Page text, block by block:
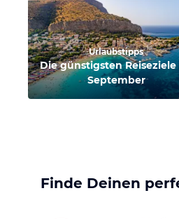
Urlaubstipps
Die günstigsten Reiseziele
September
Finde Deinen